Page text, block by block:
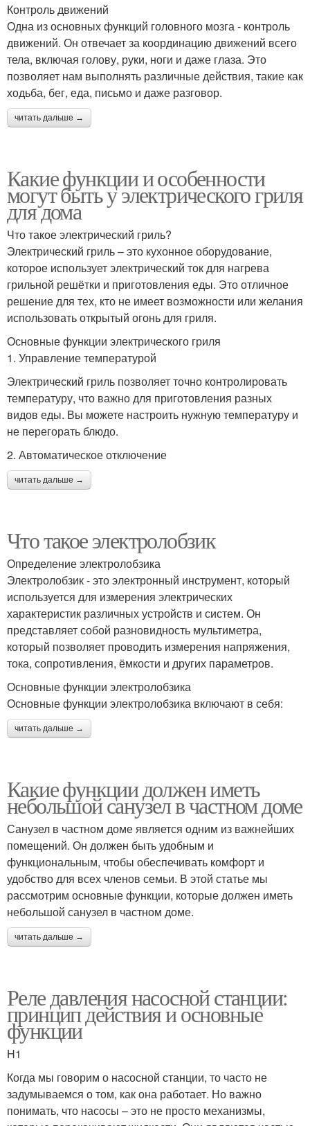
Контроль движений
Одна из основных функций головного мозга - контроль
движений. Он отвечает за координацию движений всего
тела, включая голову, руки, ноги и даже глаза. Это
позволяет нам выполнять различные действия, такие как
ходьба, бег, еда, письмо и даже разговор.
читать дальше →
Какие функции и особенности
могут быть у электрического гриля
для дома
Что такое электрический гриль?
Электрический гриль – это кухонное оборудование,
которое использует электрический ток для нагрева
грильной решётки и приготовления еды. Это отличное
решение для тех, кто не имеет возможности или желания
использовать открытый огонь для гриля.
Основные функции электрического гриля
1. Управление температурой
Электрический гриль позволяет точно контролировать
температуру, что важно для приготовления разных
видов еды. Вы можете настроить нужную температуру и
не перегорать блюдо.
2. Автоматическое отключение
читать дальше →
Что такое электролобзик
Определение электролобзика
Электролобзик - это электронный инструмент, который
используется для измерения электрических
характеристик различных устройств и систем. Он
представляет собой разновидность мультиметра,
который позволяет проводить измерения напряжения,
тока, сопротивления, ёмкости и других параметров.
Основные функции электролобзика
Основные функции электролобзика включают в себя:
читать дальше →
Какие функции должен иметь
небольшой санузел в частном доме
Санузел в частном доме является одним из важнейших
помещений. Он должен быть удобным и
функциональным, чтобы обеспечивать комфорт и
удобство для всех членов семьи. В этой статье мы
рассмотрим основные функции, которые должен иметь
небольшой санузел в частном доме.
читать дальше →
Реле давления насосной станции:
принцип действия и основные
функции
H1
Когда мы говорим о насосной станции, то часто не
задумываемся о том, как она работает. Но важно
понимать, что насосы – это не просто механизмы,